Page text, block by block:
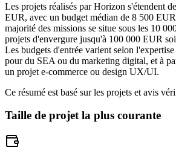
Les projets réalisés par Horizon s'étendent
EUR, avec un budget médian de 8 500
majorité des missions se situe sous les 10
projets d'envergure jusqu'à 100 000 EUR
Les budgets d'entrée varient selon
pour du SEA ou du marketing digital, et à
un projet e-commerce ou design UX/UI.
Ce résumé est basé sur les projets et avis
Taille de projet la plus courante